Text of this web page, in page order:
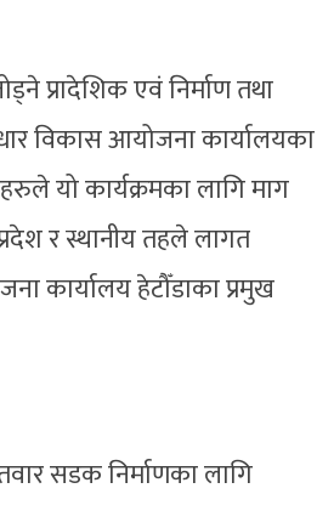
प्रादेशिक एवं निर्माण तथा
विकास आयोजना कार्यालयका
यो कार्यक्रमका लागि माग
र स्थानीय तहले लागत
कार्यालय हेटौँडाका प्रमुख
सडक निर्माणका लागि